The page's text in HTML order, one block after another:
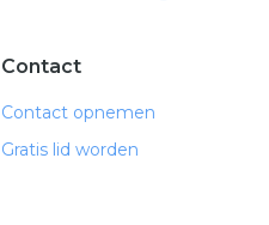
Contact
Contact opnemen
Gratis lid worden